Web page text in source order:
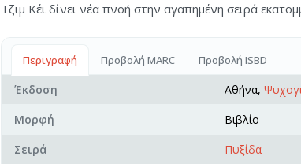
Τζιµ Κέι δίνει νέα πνοή στην αγαπηµένη σειρά
Περιγραφή Προβολή MARC Προβολή ISBD
Έκδοση Αθήνα,
Μορφή
Βιβλίο
Σειρά
Πυξίδα